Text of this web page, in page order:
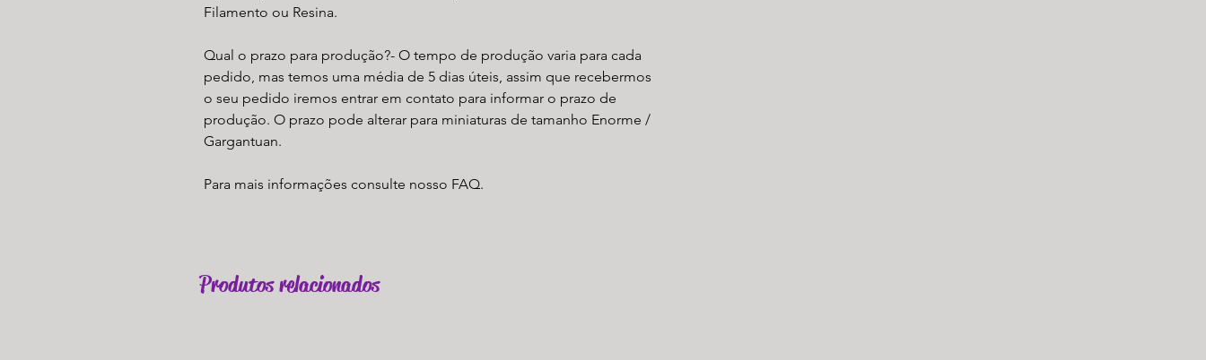
Filamento ou Resina.​
Qual o prazo para produção?- O tempo de produção varia para cada
pedido, mas temos uma média de 5 dias úteis, assim que recebermos
o seu pedido iremos entrar em contato para informar o prazo de
produção. O prazo pode alterar para miniaturas de tamanho Enorme /
Gargantuan.
Para mais informações consulte nosso FAQ.
Produtos relacionados